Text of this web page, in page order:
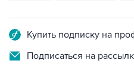
Купить подписку на
Подписаться на